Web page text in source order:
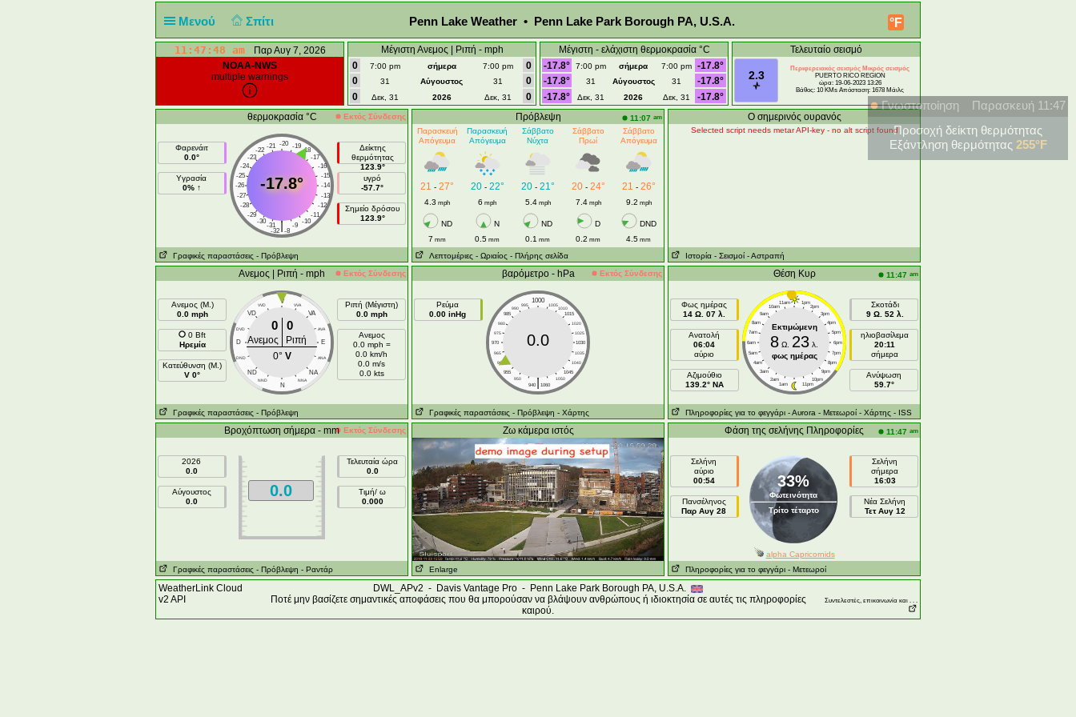
Μενού Σπίτι °F
Penn Lake Weather • Penn Lake Park Borough PA, U.S.A.
11:47:49 am
Παρ Αυγ 7, 2026
NOAA-NWS
multiple warnings
Μέγιστη Ανεμος | Ριπή - mph
0
7:00 pm σήμερα 7:00 pm
0
0
31 Αύγουστος 31
0
0
Δεκ, 31 2026 Δεκ, 31 0
Μέγιστη - ελάχιστη θερμοκρασία °C
-17.8°
7:00 pm σήμερα 7:00 pm
-17.8°
-17.8°
31 Αύγουστος 31
-17.8°
-17.8°
Δεκ, 31 2026 Δεκ, 31 -17.8°
Τελευταίο σεισμό
2.3
Περιφερειακός σεισμός Μικρός σεισμός
PUERTO RICO REGION
ώρα: 19-06-2023 13:26
Βάθος: 10 KMs Απόσταση: 1678 Μάιλς
θερμοκρασία °C Εκτός Σύνδεσης
Φαρενάιτ
0.0°
Υγρασία
0% ↑
-20
-21 -19
-22
-18
-23
-17
-24
-16
-25
-15
-26
-14
-27
-13
-28
-12
-29
-11
-30
-10
-31 -9
|
-32 -8
-17.8°
Δείκτης
θερμότητας
123.9°
υγρό
-57.7°
Σημείο δρόσου
123.9°
Γραφικές παραστάσεις - Πρόβλεψη
Πρόβλεψη 11:07 am
Παρασκευή
Απόγευμα
Παρασκευή
Απόγευμα
Σάββατο
Νύχτα
Σάββατο
Πρωί
Σάββατο
Απόγευμα
21 - 27° 20- 22° 20- 21° 20- 24° 21 - 26°
4.3 mph 6 mph 5.4mph 7.4mph 9.2 mph
ND N ND D
DND
7 mm 0.5 mm 0.1 mm 0.2 mm 4.5 mm
Λεπτομέριες - Ωριαίος - Πλήρης σελίδα
Ο σημερινός ουρανός
Selected script needs metar API-key - no alt script found
Ιστορία - Σεισμοί - Αστραπή
Ανεμος | Ριπή - mph Εκτός Σύνδεσης
Ανεμος (Μ.)
0.0 mph
0 Bft
Ηρεμία
Κατεύθυνση (Μ.)
V 0°
V
VVD VVA
VD VA
DVD AVA
D E
DND ANA
ND NA
NND NNA
N
0 0
Ανεμος
Ριπή
0° V
Ριπή (Μέγιστη)
0.0 mph
Ανεμος
0.0 mph =
0.0 km/h
0.0 m/s
0.0 kts
Γραφικές παραστάσεις - Πρόβλεψη
βαρόμετρο - hPa Εκτός Σύνδεσης
Ρεύμα
0.00 inHg
1000
995 1005
990
1010
985
1015
980
1020
975
1025
970
1030
965
1035
960
1040
955
1045
950
1050
|
940 1060
0.0
Γραφικές παραστάσεις - Πρόβλεψη - Χάρτης
Θέση Κυρ 11:47 am
Φως ημέρας
14 Ω. 07 λ.
Ανατολή
06:04
αύριο
Aζιμούθιο
139.2° NA
11am 1pm
10am 2pm
9am 3pm
8am 4pm
7am 5pm
6am 6pm
5am 7pm
4am 8pm
3am 9pm
2am 10pm
1am 11pm
Εκτιμώμενη
8 Ω. 23 λ.
φως ημέρας
Σκοτάδι
9 Ω. 52 λ.
ηλιοβασίλεμα
20:11
σήμερα
Ανύψωση
59.7°
Πληροφορίες για το φεγγάρι - Αυrora - Μετεωροί - Χάρτης - ISS
Βροχόπτωση σήμερα - mm Εκτός Σύνδεσης
2026
0.0
Αύγουστος
0.0
0.0
Τελευταία ώρα
0.0
Τιμή/ ω
0.000
Γραφικές παραστάσεις - Πρόβλεψη - Ραντάρ
Ζω κάμερα ιστός
Enlarge
Φάση της σελήνης Πληροφορίες 11:47 am
Σελήνη
αύριο
00:54
Πανσέληνος
Παρ Αυγ 28
33%
Φωτεινότητα
Τρίτο τέταρτο
Σελήνη
σήμερα
16:03
Νέα Σελήνη
Τετ Αυγ 12
alpha Capricornids
Πληροφορίες για το φεγγάρι - Μετεωροί
WeatherLink Cloud
v2 API
DWL_APv2 - Davis Vantage Pro - Penn Lake Park Borough PA, U.S.A.
Ποτέ μην βασίζετε σημαντικές αποφάσεις που θα μπορούσαν να βλάψουν ανθρώπους ή ιδιοκτησία σε αυτές τις πληροφορίες
καιρού.
Συντελεστές, επικοινωνία και . . .
Γνωστοποίηση
Παρασκευή 11:47
Προσοχή δείκτη θερμότητας
Εξάντληση θερμότητας 255°F